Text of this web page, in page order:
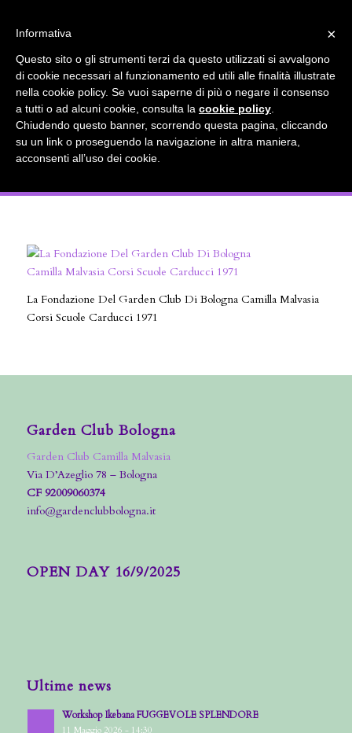
La Fondazione Del Garden Club Di
Bologna Camilla Malvasia Corsi Scuole
La Fondazione Del Garden Club Di Bologna Camilla Malvasia
Corsi Scuole Carducci 1971
Garden Club Bologna
Garden Club Camilla Malvasia
Via D’Azeglio 78 – Bologna
CF 92009060374
info@gardenclubbologna.it
OPEN DAY 16/9/2025
Ultime news
Workshop Ikebana FUGGEVOLE SPLENDORE
11 Maggio 2026 - 14:30
×
Informativa
Questo sito o gli strumenti terzi da questo utilizzati si avvalgono
di cookie necessari al funzionamento ed utili alle finalità illustrate
nella cookie policy. Se vuoi saperne di più o negare il consenso
a tutti o ad alcuni cookie, consulta la cookie policy
Chiudendo questo banner, scorrendo questa pagina, cliccando
su un link o proseguendo la navigazione in altra maniera,
acconsenti all’uso dei cookie.